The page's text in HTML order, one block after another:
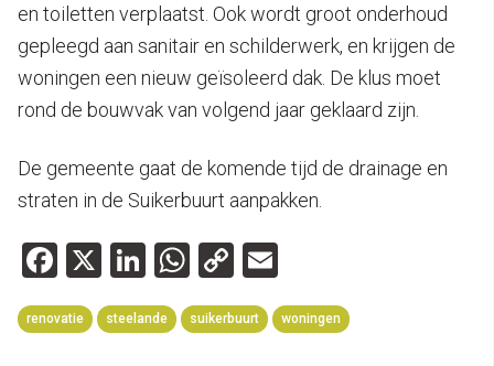
en toiletten verplaatst. Ook wordt groot onderhoud
gepleegd aan sanitair en schilderwerk, en krijgen de
woningen een nieuw geïsoleerd dak. De klus moet
rond de bouwvak van volgend jaar geklaard zijn.
De gemeente gaat de komende tijd de drainage en
straten in de Suikerbuurt aanpakken.
Facebook
X LinkedIn
WhatsApp
Copy
Link
renovatie steelande suikerbuurt woningen